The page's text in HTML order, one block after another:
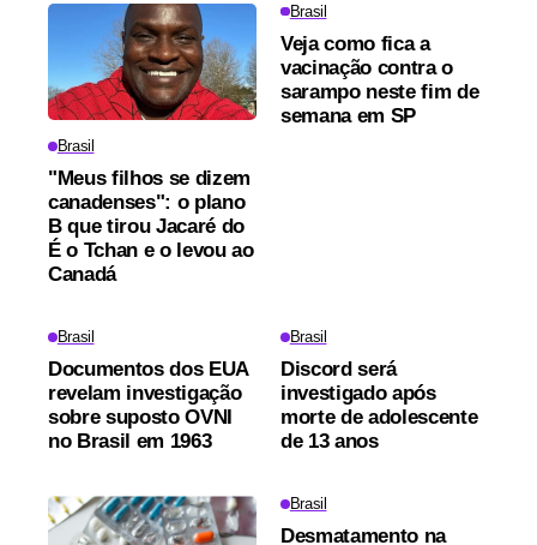
Brasil
"Meus filhos se dizem
canadenses": o plano
B que tirou Jacaré do
É o Tchan e o levou ao
Canadá
Brasil
Veja como fica a
vacinação contra o
sarampo neste fim de
semana em SP
Brasil
Documentos dos EUA
revelam investigação
sobre suposto OVNI
no Brasil em 1963
Brasil
Discord será
investigado após
morte de adolescente
de 13 anos
Brasil
Desmatamento na